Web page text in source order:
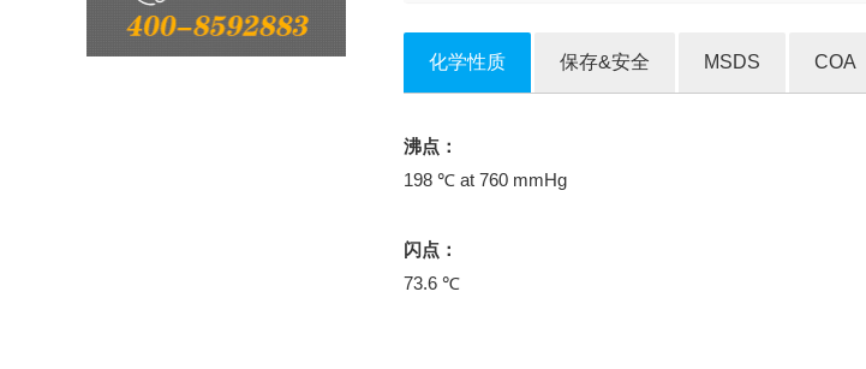
化学性质 保存&安全 MSDS COA
沸点：
198 ℃ at 760 mmHg
闪点：
73.6 ℃